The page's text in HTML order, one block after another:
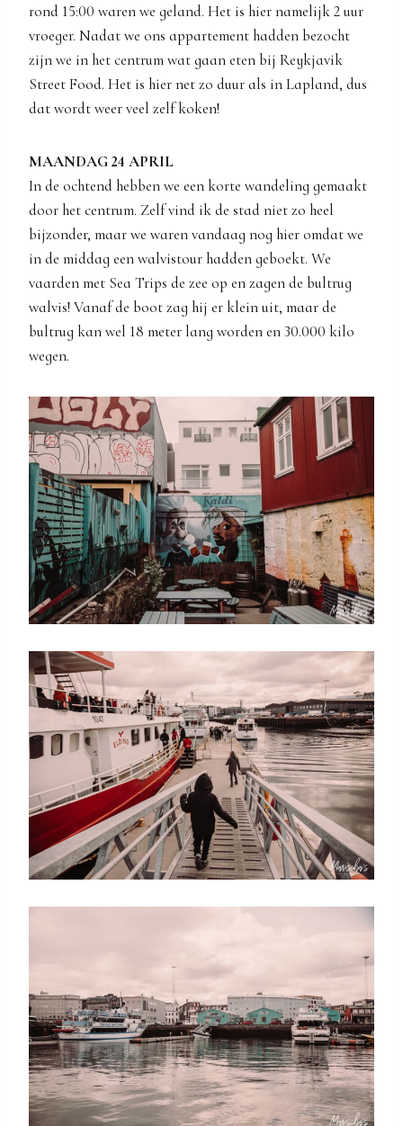
rond 15:00 waren we geland. Het is hier namelijk 2 uur
vroeger. Nadat we ons appartement hadden bezocht
zijn we in het centrum wat gaan eten bij Reykjavik
Street Food. Het is hier net zo duur als in Lapland, dus
dat wordt weer veel zelf koken!
MAANDAG 24 APRIL
In de ochtend hebben we een korte wandeling gemaakt
door het centrum. Zelf vind ik de stad niet zo heel
bijzonder, maar we waren vandaag nog hier omdat we
in de middag een walvistour hadden geboekt. We
vaarden met Sea Trips de zee op en zagen de bultrug
walvis! Vanaf de boot zag hij er klein uit, maar de
bultrug kan wel 18 meter lang worden en 30.000 kilo
wegen.